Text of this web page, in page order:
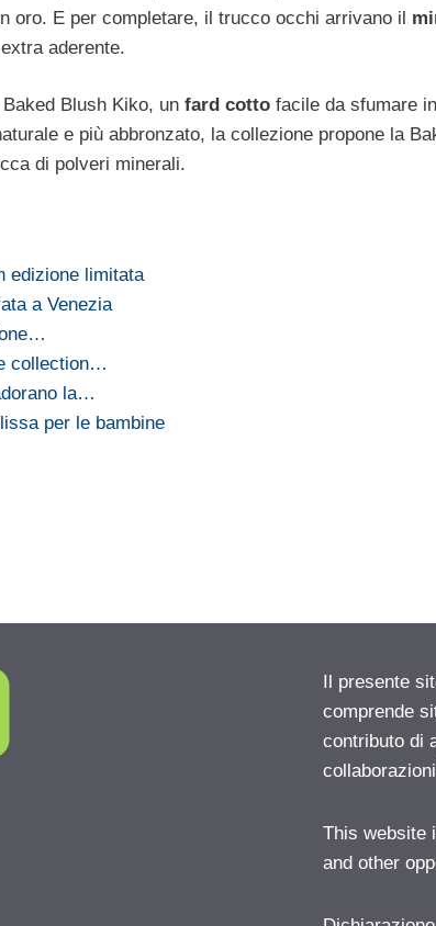
oro. E per completare, il trucco occhi arrivano il
aderente.
Baked Blush Kiko, un fard cotto facile da sfumare
e più abbronzato, la collezione propone la
di polveri minerali.
edizione limitata
a Venezia
collection…
la…
per le bambine
Il presente
comprende
contributo di
This website
and other